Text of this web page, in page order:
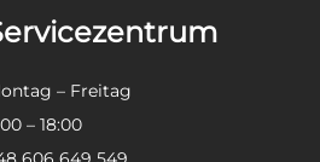
– Freitag
– 18:00